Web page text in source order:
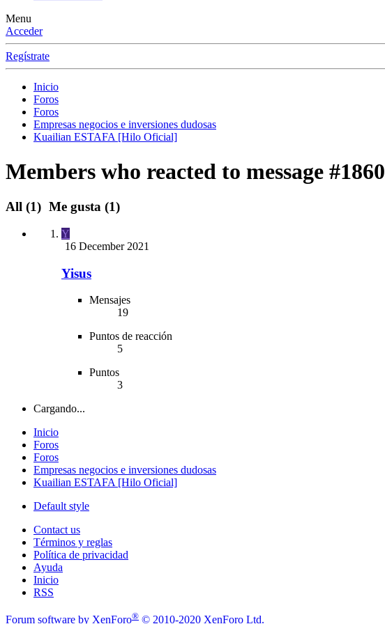
Menu
Acceder
Regístrate
Inicio
Foros
Foros
Empresas negocios e inversiones dudosas
Kuailian ESTAFA [Hilo Oficial]
Members who reacted to message #1860
All (1) Me gusta (1)
Y
16 December 2021
Yisus
Mensajes
19
Puntos de reacción
5
Puntos
3
Cargando...
Inicio
Foros
Foros
Empresas negocios e inversiones dudosas
Kuailian ESTAFA [Hilo Oficial]
Default style
Contact us
Términos y reglas
Política de privacidad
Ayuda
Inicio
RSS
Forum software by XenForo® © 2010-2020 XenForo Ltd.